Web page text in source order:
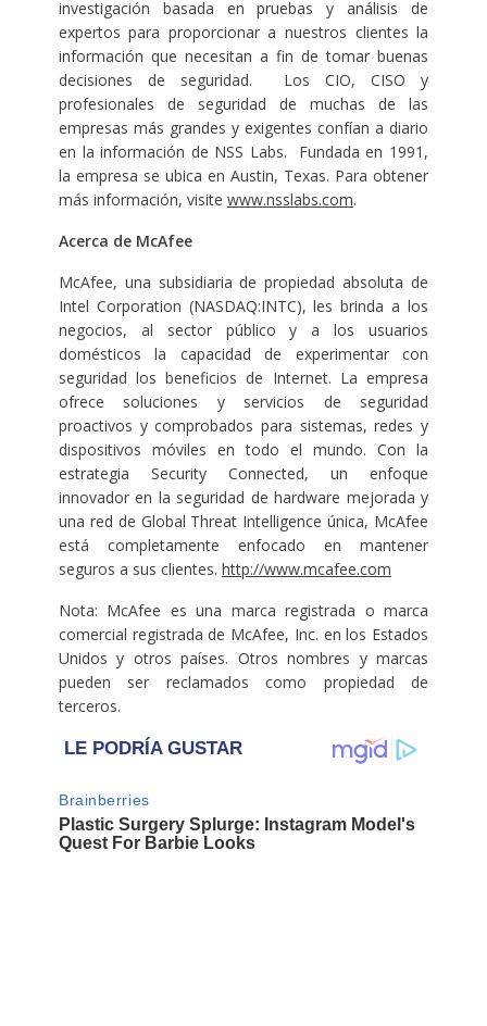
investigación basada en pruebas y análisis de
expertos para proporcionar a nuestros clientes la
información que necesitan a fin de tomar buenas
decisiones de seguridad. Los CIO, CISO y
profesionales de seguridad de muchas de las
empresas más grandes y exigentes confían a diario
en la información de NSS Labs. Fundada en 1991,
la empresa se ubica en Austin, Texas. Para obtener
más información, visite www.nsslabs.com.
Acerca de McAfee
McAfee, una subsidiaria de propiedad absoluta de
Intel Corporation (NASDAQ:INTC), les brinda a los
negocios, al sector público y a los usuarios
domésticos la capacidad de experimentar con
seguridad los beneficios de Internet. La empresa
ofrece soluciones y servicios de seguridad
proactivos y comprobados para sistemas, redes y
dispositivos móviles en todo el mundo. Con la
estrategia Security Connected, un enfoque
innovador en la seguridad de hardware mejorada y
una red de Global Threat Intelligence única, McAfee
está completamente enfocado en mantener
seguros a sus clientes. http://www.mcafee.com
Nota: McAfee es una marca registrada o marca
comercial registrada de McAfee, Inc. en los Estados
Unidos y otros países. Otros nombres y marcas
pueden ser reclamados como propiedad de
terceros.